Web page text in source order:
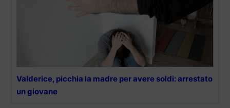
Valderice, picchia la madre per avere soldi: arrestato
un giovane